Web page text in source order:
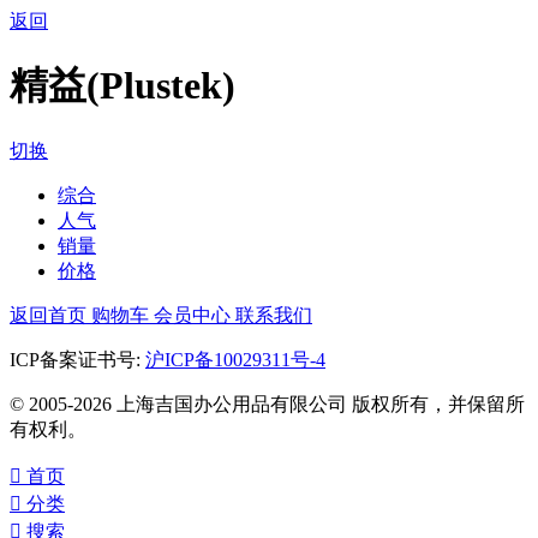
返回
精益(Plustek)
切换
综合
人气
销量
价格
返回首页 购物车 会员中心 联系我们
ICP备案证书号: 沪ICP备10029311号-4
© 2005-2026 上海吉国办公用品有限公司 版权所有，并保留所
有权利。
 首页
 分类
 搜索